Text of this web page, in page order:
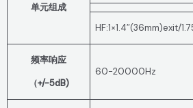
单元组成
HF:1×1.4″(36mm)exit/
频率响应
（+/-5dB)
60-20000Hz